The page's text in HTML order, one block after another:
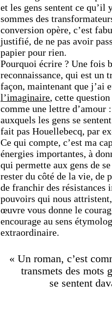
et les gens sentent ce qu’il
sommes des
conversion opère, c’est
justifié, de ne pas avoir
papier pour rien.
Pourquoi écrire ? Une fois
reconnaissance, qui est un
façon, maintenant que j’ai
l’imaginaire, cette
comme une lettre d’amour
auxquels les gens se
fait pas Houellebecq, par
Ce qui compte, c’est ma
énergies importantes, à
qui permette aux gens de
rester du côté de la vie, de
de franchir des résistances
pouvoirs qui nous
œuvre vous donne le
encourage au sens
extraordinaire.
« Un roman, c’est
transmets des mots
se sentent